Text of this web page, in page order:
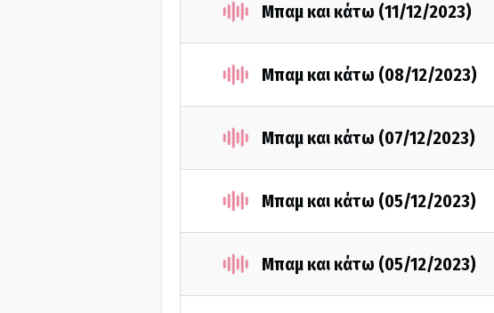
Μπαμ και κάτω (11/12/2023)
Μπαμ και κάτω (08/12/2023)
Μπαμ και κάτω (07/12/2023)
Μπαμ και κάτω (05/12/2023)
Μπαμ και κάτω (05/12/2023)